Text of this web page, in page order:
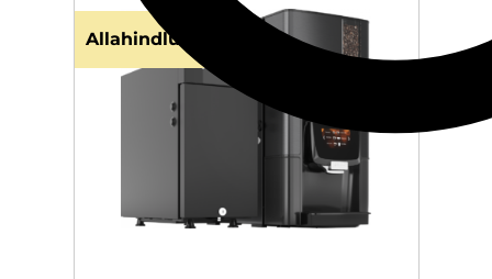
Allahindlus!